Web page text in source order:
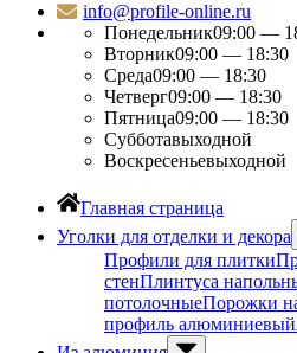
info@profile-online.ru
Понедельник09:00 —
Вторник09:00 — 18:30
Среда09:00 — 18:30
Четверг09:00 — 18:30
Пятница09:00 — 18:30
Субботавыходной
Воскресеньевыходной
Главная страница
Уголки для отделки и декора
Профили для плитки
стенПлинтуса
потолочныеПорожки
профиль алюминиевый